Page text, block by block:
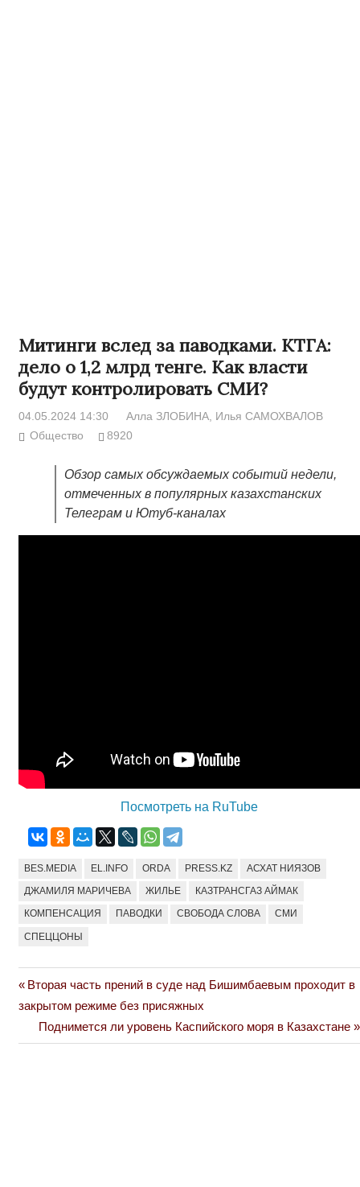
Митинги вслед за паводками. КТГА:
дело о 1,2 млрд тенге. Как власти
будут контролировать СМИ?
04.05.2024 14:30 Алла ЗЛОБИНА, Илья САМОХВАЛОВ
Общество
8920
Обзор самых обсуждаемых событий недели,
отмеченных в популярных казахстанских
Телеграм и Ютуб-каналах
Посмотреть на RuTube
BES.MEDIA EL.INFO ORDA PRESS.KZ АСХАТ НИЯЗОВ
ДЖАМИЛЯ МАРИЧЕВА ЖИЛЬЕ КАЗТРАНСГАЗ АЙМАК
КОМПЕНСАЦИЯ ПАВОДКИ СВОБОДА СЛОВА СМИ
СПЕЦЦОНЫ
Навигация
по
Previous
Post:
Вторая часть прений в суде над Бишимбаевым проходит в
закрытом режиме без присяжных
Next
Post:
Поднимется ли уровень Каспийского моря в Казахстане